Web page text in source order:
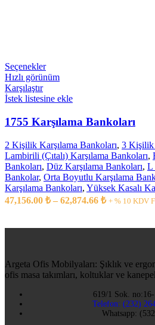
Seçenekler
Hızlı görünüm
Karşılaştır
İstek listesine ekle
1755 Karşılama Bankoları
2 Kişilik Karşılama Bankoları, 3 Kişilik
Lambirili (Çıtalı) Karşılama Bankoları,
Bankoları, Düz Karşılama Bankoları, L
Bankolar, Orta Boyutlu Karşılama
Karşılama Bankoları, Yüksek Kasalı
47,156.00 ₺ – 62,874.66 ₺ + % 10 KDV
Argeta Ofis Mobilyaları: Şıklık ve
ofis masa takımları, koltuklar ve
619/1 Sok.
Telefon: (232)
Whatsapp: